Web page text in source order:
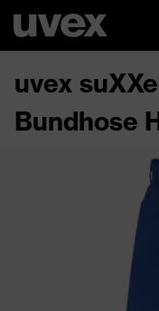
uvex
Bundhose